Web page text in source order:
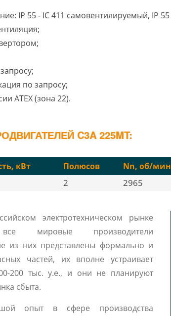
IP 55 - IC 411 самовентилируемый, IP 55
по запросу;
ATEX (зона 22).
C3A 225MT:
кВт Полюсов Nn, об/мин
2 2965
электротехническом рынке
мировые производители
из них представлены формально и
частей, их вполне устраивает
200 тыс. у.е., и они не планируют
сбыта.
опыт в сфере производства